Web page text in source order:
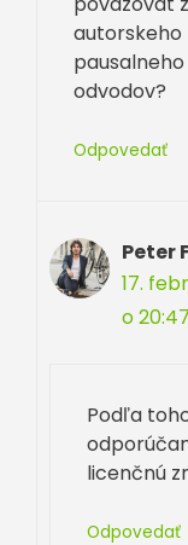
autorskeho
odvodov?
Odpovedať
Peter
17.
o 20:47
Podľa
licenčnú
Odpovedať